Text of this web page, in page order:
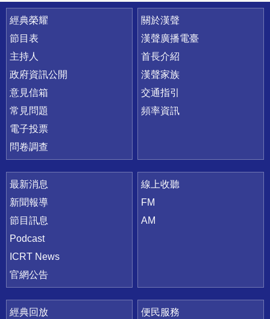
快速連結
經典榮耀
節目表
主持人
政府資訊公開
意見信箱
常見問題
電子投票
問卷調查
關於漢聲
漢聲廣播電臺
首長介紹
漢聲家族
交通指引
頻率資訊
最新消息
新聞報導
節目訊息
Podcast
ICRT News
官網公告
線上收聽
FM
AM
經典回放
便民服務